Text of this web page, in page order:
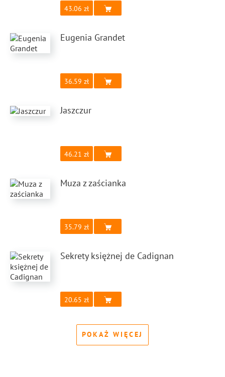
43.06
Eugenia Grandet
36.59
Jaszczur
46.21
Muza z zaścianka
35.79
Sekrety księżnej de Cadignan
20.65
POKAŻ WIĘCEJ